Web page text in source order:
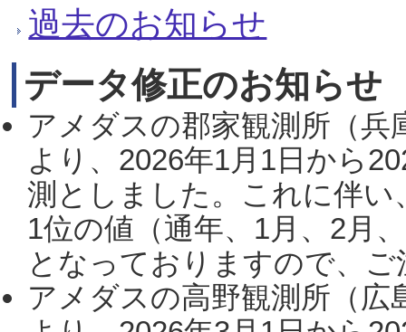
過去のお知らせ
データ修正のお知らせ
アメダスの郡家観測所（
より、2026年1月1日から
測としました。これに伴い
1位の値（通年、1月、2月
となっておりますので、
アメダスの高野観測所（